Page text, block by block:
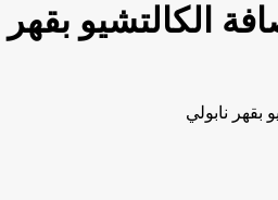
الكالتشيو بقهر